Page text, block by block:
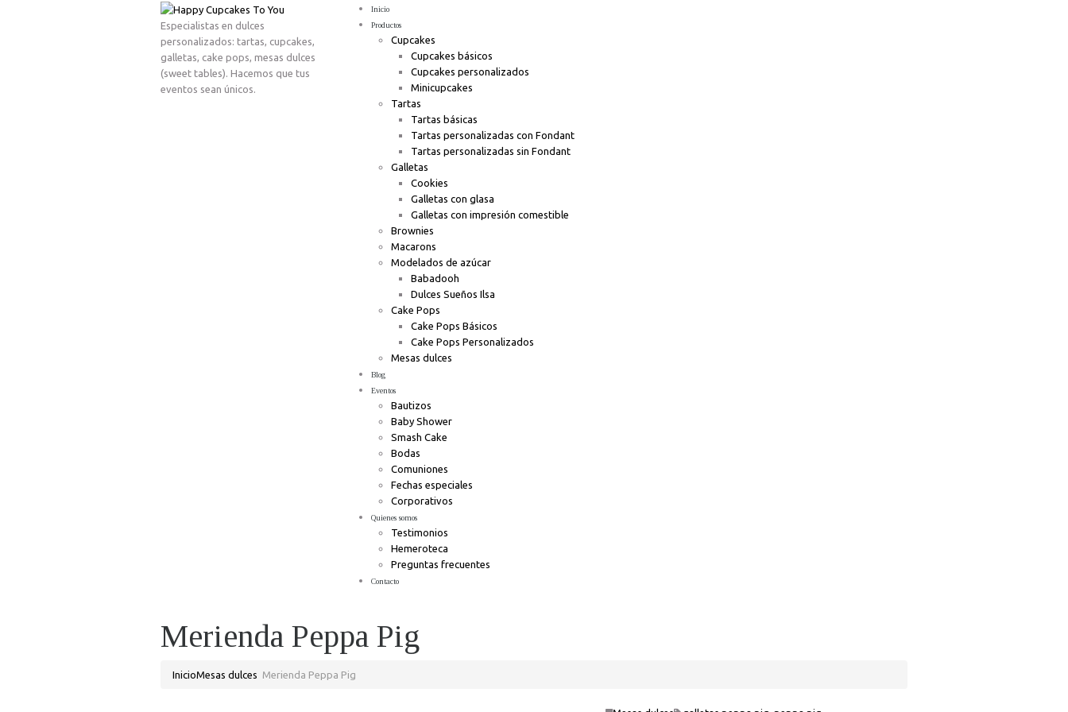
Especialistas en dulces
personalizados: tartas, cupcakes,
galletas, cake pops, mesas dulces
(sweet tables). Hacemos que tus
eventos sean únicos.
Inicio
Productos
Cupcakes
Cupcakes básicos
Cupcakes personalizados
Minicupcakes
Tartas
Tartas básicas
Tartas personalizadas con Fondant
Tartas personalizadas sin Fondant
Galletas
Cookies
Galletas con glasa
Galletas con impresión comestible
Brownies
Macarons
Modelados de azúcar
Babadooh
Dulces Sueños Ilsa
Cake Pops
Cake Pops Básicos
Cake Pops Personalizados
Mesas dulces
Blog
Eventos
Bautizos
Baby Shower
Smash Cake
Bodas
Comuniones
Fechas especiales
Corporativos
Quienes somos
Testimonios
Hemeroteca
Preguntas frecuentes
Contacto
Merienda Peppa Pig
InicioMesas dulces Merienda Peppa Pig